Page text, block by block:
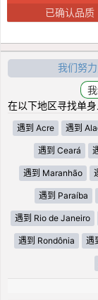
已确认品质
我们努
在以下地区寻找单
遇到 Acre 遇到
遇到 Ceará
遇到 Maranhão
遇到 Paraíba
遇到 Rio de Janeiro
遇到 Rondônia 遇